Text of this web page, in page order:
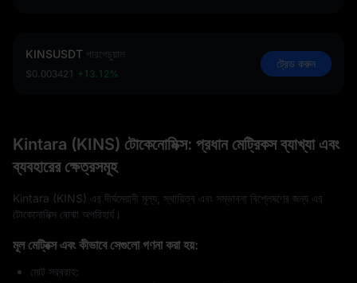
KINSUSDT পারপেচুয়াল
$0.003421 +13.12%
ট্রেড করুন
Kintara (KINS) টোকেনোমিক্স: প্রধান মেট্রিকস ব্যাখ্যা এবং
ব্যবহারের ক্ষেত্রসমূহ
Kintara (KINS) এর দীর্ঘমেয়াদী মূল্য, স্থায়িত্ব এবং সম্ভাবনা বিশ্লেষণের জন্য এর
টোকেনোমিক্স বোঝা অপরিহার্য।
মূল মেট্রিক্স এবং কীভাবে সেগুলো গণনা করা হয়:
মোট সরবরাহ: